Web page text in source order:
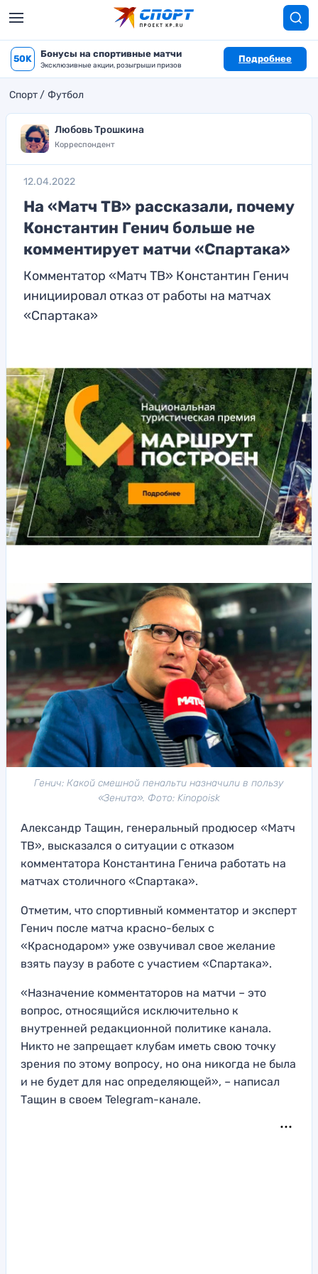
50K Бонусы на спортивные матчи
Эксклюзивные акции, розыгрыши призов
Подробнее
Спорт Футбол
Любовь Трошкина
Корреспондент
12.04.2022
На «Матч ТВ» рассказали, почему
Константин Генич больше не
комментирует матчи «Спартака»
Комментатор «Матч ТВ» Константин Генич
инициировал отказ от работы на матчах
«Спартака»
Генич: Какой смешной пенальти назначили в пользу
«Зенита». Фото: Kinopoisk
Александр Тащин, генеральный продюсер «Матч
ТВ», высказался о ситуации с отказом
комментатора Константина Генича работать на
матчах столичного «Спартака».
Отметим, что спортивный комментатор и эксперт
Генич после матча красно-белых с
«Краснодаром» уже озвучивал свое желание
взять паузу в работе с участием «Спартака».
«Назначение комментаторов на матчи – это
вопрос, относящийся исключительно к
внутренней редакционной политике канала.
Никто не запрещает клубам иметь свою точку
зрения по этому вопросу, но она никогда не была
и не будет для нас определяющей», – написал
Тащин в своем Telegram-канале.